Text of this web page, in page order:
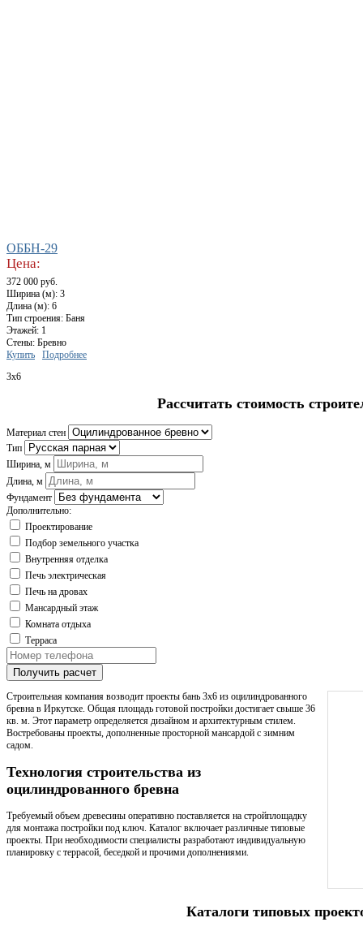
ОББН-29
Цена:
372 000 руб.
Ширина (м): 3
Длина (м): 6
Тип строения: Баня
Этажей: 1
Стены: Бревно
Купить
Подробнее
3x6
Рассчитать стоимость
Материал стен
Тип
Ширина, м
Длина, м
Фундамент
Дополнительно:
Проектирование
Подбор земельного участка
Внутренняя отделка
Печь электрическая
Печь на дровах
Мансардный этаж
Комната отдыха
Терраса
Получить расчет
Строительная компания возводит проекты бань 3х6 из оцилиндрованного
бревна в Иркутске. Общая площадь готовой постройки достигает свыше 36
кв. м. Этот параметр определяется дизайном и архитектурным стилем.
Востребованы проекты, дополненные просторной мансардой с зимним
садом.
Технология строительства из
оцилиндрованного бревна
Требуемый объем древесины оперативно поставляется на стройплощадку
для монтажа постройки под ключ. Каталог включает различные типовые
проекты. При необходимости специалисты разработают индивидуальную
планировку с террасой, беседкой и прочими дополнениями.
Каталоги типовых